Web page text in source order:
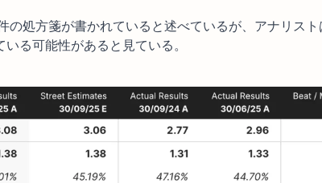
の処方箋が書かれていると述べているが、アナリス
る可能性があると見ている。